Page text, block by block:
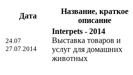
Дата
Название, краткое
описание
24.07
27.07.2014
Interpets - 2014
Выставка товаров и
услуг для домашних
животных